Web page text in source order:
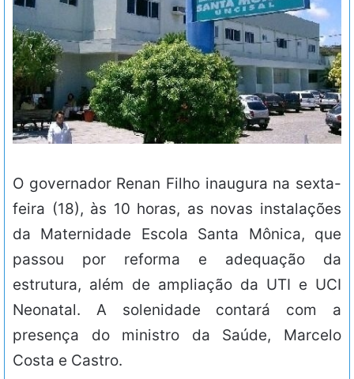
O governador Renan Filho inaugura na sexta-
feira (18), às 10 horas, as novas instalações
da Maternidade Escola Santa Mônica, que
passou por reforma e adequação da
estrutura, além de ampliação da UTI e UCI
Neonatal. A solenidade contará com a
presença do ministro da Saúde, Marcelo
Costa e Castro.